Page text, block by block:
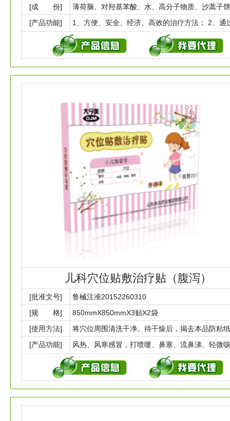
[成 份]
薄荷脑、对羟基苯酸、水、高分子物质、沙蒿子饼
[产品功能]
儿科穴位贴敷治疗贴（腹泻）
[批准文号]
鲁械注准20152260310
[规 格]
850mmX850mmX3贴X2袋
[使用方法]
[产品功能]